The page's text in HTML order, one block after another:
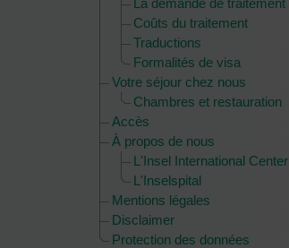
La demande de traitement
Coûts du traitement
Traductions
Formalités de visa
Votre séjour chez nous
Chambres et restauration
Accès
À propos de nous
L'Insel International Center
L'Inselspital
Mentions légales
Disclaimer
Protection des données